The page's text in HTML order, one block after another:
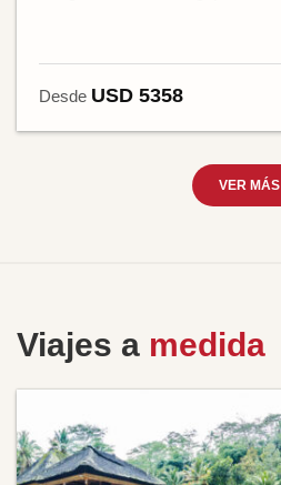
Desde USD 5358
VER MÁS
Viajes a medida